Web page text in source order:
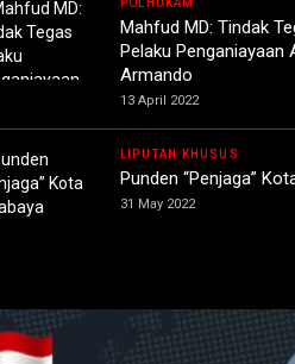
POLHUKAM
Mahfud MD: Tindak
Pelaku Penganiayaan
Armando
13 April 2022
LIPUTAN KHUSUS
Punden “Penjaga”
31 May 2022